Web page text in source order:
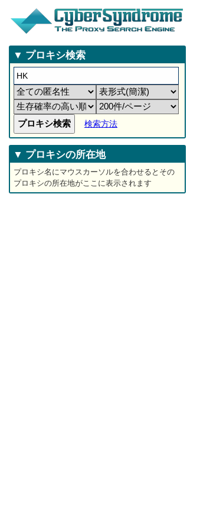
▼ プロキシ検索
検索方法
▼ プロキシの所在地
プロキシ名にマウスカーソルを合わせるとその
プロキシの所在地がここに表示されます